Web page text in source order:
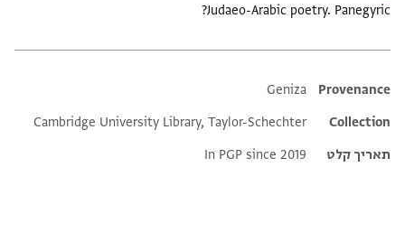
Judaeo-Arabic poetry. Panegyric?
Additional metadata
Provenance
Geniza
Collection
Cambridge University Library, Taylor-Schechter
תאריך קלט
In PGP since 2019